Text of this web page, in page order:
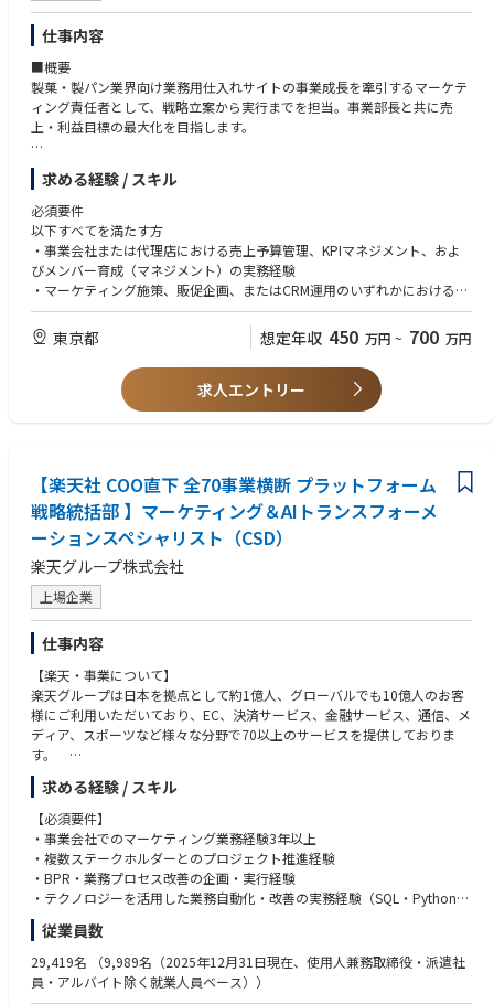
仕事内容
■概要
製菓・製パン業界向け業務用仕入れサイトの事業成長を牽引するマーケテ
ィング責任者として、戦略立案から実行までを担当。事業部長と共に売
上・利益目標の最大化を目指します。
■詳細
・年次・月次等の売上予算管理、事業KPIの設計および予実分析を通じた
本質的な課題抽出と成長シナリオの策定
・特集やキャンペーン、新規商品プロモーションの企画・実行・効果検証
・メール、アプリ、MAツール等を活用した顧客体験（CX）向上およびCR
M施策の最適化
・チームメンバー（マーケター）の育成、目標設定、評価、業務ディレク
求める経験 / スキル
必須要件
以下すべてを満たす方
・事業会社または代理店における売上予算管理、KPIマネジメント、およ
びメンバー育成（マネジメント）の実務経験
・マーケティング施策、販促企画、またはCRM運用のいずれかにおける主
導経験
・GA4やBIツール等を用いたデータ分析に基づき、課題抽出から施策立
案・実行・改善（PDCA）まで一気通貫で推進した経験
・自社ECサイトまたはBtoB ECサイトの運営・マーケティング経験
東京都 想定年収 450 万円 ~ 700 万円
求人エントリー
【楽天社 COO直下 全70事業横断 プラットフォーム
戦略統括部 】マーケティング＆AIトランスフォーメ
ーションスペシャリスト（CSD）
楽天グループ株式会社
上場企業
仕事内容
【楽天・事業について】
楽天グループは日本を拠点として約1億人、グローバルでも10億人のお客
様にご利用いただいており、EC、決済サービス、金融サービス、通信、メ
ディア、スポーツなど様々な分野で70以上のサービスを提供しておりま
す。
【部署・サービスについて】
楽天グループは日本を拠点に、国内約1億人、グローバルでは30カ国で事
業をこれまでの楽天では、ショッピングモール事業「楽天市場」やクレジ
ットカード事業「楽天カード」を中核として事業規模を拡大し、売上高8,
000億円、国内流通総額8.8兆円にまで成長してきました。
今後の楽天は、これまでにオンラインを中心に培ってきた「楽天会員」、
「楽天ポイント」、「ブランド力」、「会員データ」といったアセットを
最大限活かし、オフラインでの生活を含めたより強固な｢楽天経済圏」を
確立する新しいビジネスモデルを創造していくというビジョンを持ってい
ます。
求める経験 / スキル
【必須要件】
・事業会社でのマーケティング業務経験3年以上
・複数ステークホルダーとのプロジェクト推進経験
・BPR・業務プロセス改善の企画・実行経験
・テクノロジーを活用した業務自動化・改善の実務経験（SQL・Python・
VBA等を問わない）
【歓迎要件】
・大規模ウェブサイト／アプリのプロダクトマネージャーまたはディレク
従業員数
29,419名
（9,989名（2025年12月31日現在、使用人兼務取締役・派遣社
員・アルバイト除く就業人員ベース））